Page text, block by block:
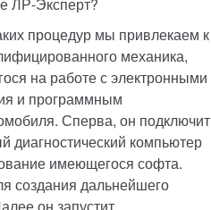
процедур мы привлекаем к
механика,
на работе с электронными
и программным
Сперва, он подключит
диагностический компьютер
имеющегося софта.
создания дальнейшего
он запустит